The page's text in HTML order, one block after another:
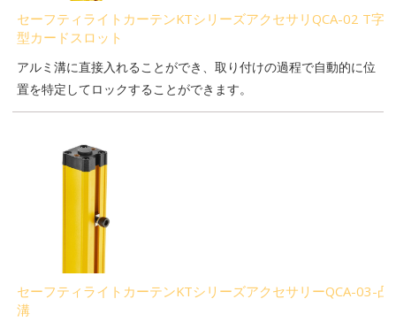
セーフティライトカーテンKTシリーズアクセサリQCA-02 T字
型カードスロット
アルミ溝に直接入れることができ、取り付けの過程で自動的に位
置を特定してロックすることができます。
セーフティライトカーテンKTシリーズアクセサリーQCA-03-凸
溝